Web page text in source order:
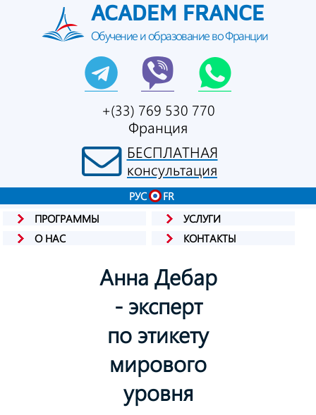
ACADEM FRANCE
Обучение и образование во Франции
+(33) 769 530 770
Франция
БЕСПЛАТНАЯ
консультация
РУС
FR
ПРОГРАММЫ
УСЛУГИ
О НАС
КОНТАКТЫ
Анна Дебар
- эксперт
по этикету
мирового
уровня